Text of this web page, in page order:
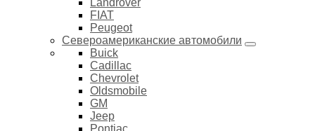
Landrover
FIAT
Peugeot
Североамериканские автомобили
Buick
Cadillac
Chevrolet
Oldsmobile
GM
Jeep